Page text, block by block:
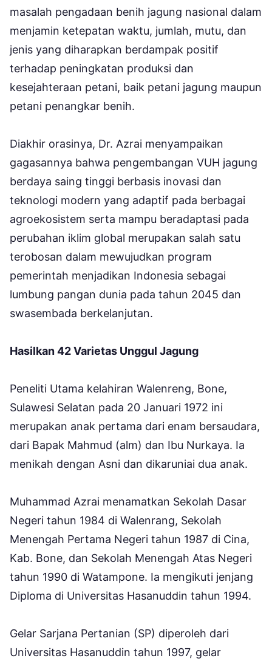
masalah pengadaan benih jagung nasional dalam
menjamin ketepatan waktu, jumlah, mutu, dan
jenis yang diharapkan berdampak positif
terhadap peningkatan produksi dan
kesejahteraan petani, baik petani jagung maupun
petani penangkar benih.
Diakhir orasinya, Dr. Azrai menyampaikan
gagasannya bahwa pengembangan VUH jagung
berdaya saing tinggi berbasis inovasi dan
teknologi modern yang adaptif pada berbagai
agroekosistem serta mampu beradaptasi pada
perubahan iklim global merupakan salah satu
terobosan dalam mewujudkan program
pemerintah menjadikan Indonesia sebagai
lumbung pangan dunia pada tahun 2045 dan
swasembada berkelanjutan.
Hasilkan 42 Varietas Unggul Jagung
Peneliti Utama kelahiran Walenreng, Bone,
Sulawesi Selatan pada 20 Januari 1972 ini
merupakan anak pertama dari enam bersaudara,
dari Bapak Mahmud (alm) dan Ibu Nurkaya. Ia
menikah dengan Asni dan dikaruniai dua anak.
Muhammad Azrai menamatkan Sekolah Dasar
Negeri tahun 1984 di Walenrang, Sekolah
Menengah Pertama Negeri tahun 1987 di Cina,
Kab. Bone, dan Sekolah Menengah Atas Negeri
tahun 1990 di Watampone. Ia mengikuti jenjang
Diploma di Universitas Hasanuddin tahun 1994.
Gelar Sarjana Pertanian (SP) diperoleh dari
Universitas Hasanuddin tahun 1997, gelar